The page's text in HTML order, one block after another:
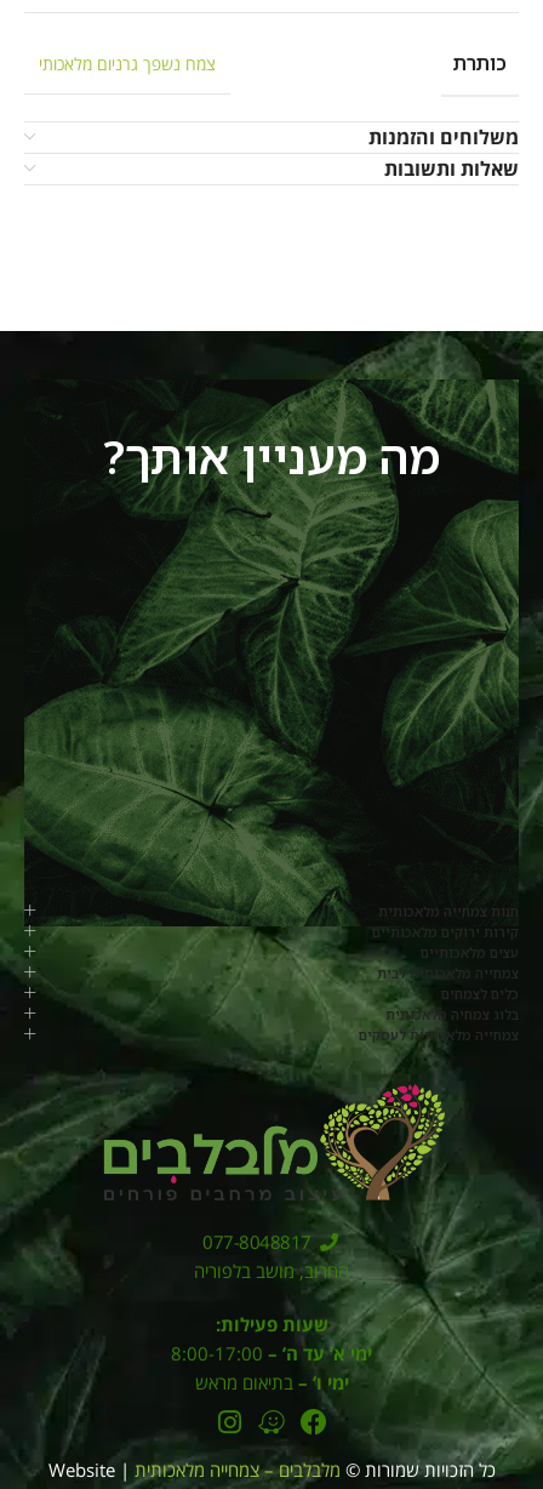
כותרת צמח נשפך גרניום מלאכותי
משלוחים והזמנות
שאלות ותשובות
מה מעניין אותך?
חנות צמחייה מלאכותית
קירות ירוקים מלאכותיים
עצים מלאכותיים
צמחייה מלאכותית לבית
כלים לצמחים
בלוג צמחיה מלאכותית
צמחייה מלאכותית לעסקים
077-8048817
החרוב, מושב בלפוריה
שעות פעילות:
ימי א’ עד ה’ –
ימי ו’ – בתיאום מראש
כל הזכויות שמורות © מלבלבים – צמחייה מלאכותית
| Website